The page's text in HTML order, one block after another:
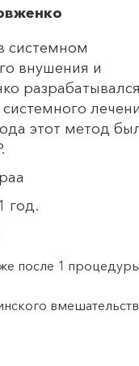
системном
внушения и
системного
этот метод
1 год.
после 1